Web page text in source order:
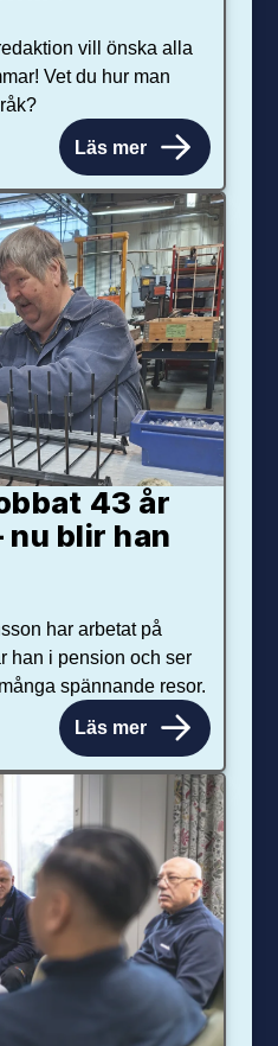
vill önska alla
Vet du hur man
Läs mer
43 år
nu blir han
har arbetat på
han i pension och ser
spännande resor.
Läs mer